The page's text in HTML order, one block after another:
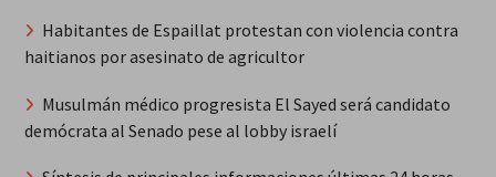
Habitantes de Espaillat protestan con violencia contra
haitianos por asesinato de agricultor
Musulmán médico progresista El Sayed será candidato
demócrata al Senado pese al lobby israelí